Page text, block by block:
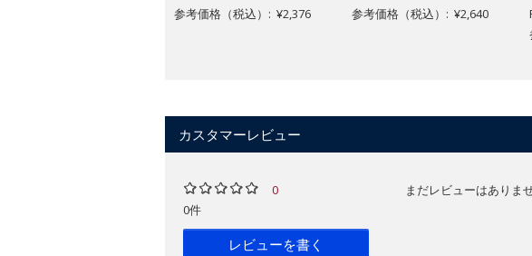
参考価格（税込）: ¥2,376
参考価格（税込）: ¥2,640
カスタマーレビュー
0
0件
レビューを書く
まだレビューはありま